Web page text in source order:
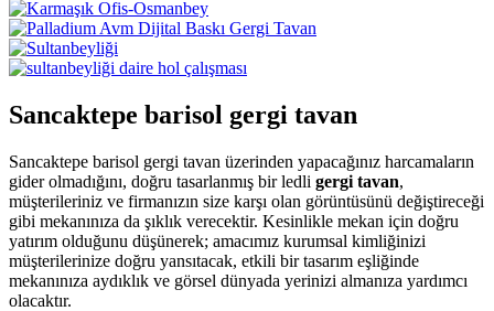
Sancaktepe barisol gergi tavan
Sancaktepe barisol gergi tavan üzerinden yapacağınız harcamaların
gider olmadığını, doğru tasarlanmış bir ledli gergi tavan,
müşterileriniz ve firmanızın size karşı olan görüntüsünü değiştireceği
gibi mekanınıza da şıklık verecektir. Kesinlikle mekan için doğru
yatırım olduğunu düşünerek; amacımız kurumsal kimliğinizi
müşterilerinize doğru yansıtacak, etkili bir tasarım eşliğinde
mekanınıza aydıklık ve görsel dünyada yerinizi almanıza yardımcı
olacaktır.